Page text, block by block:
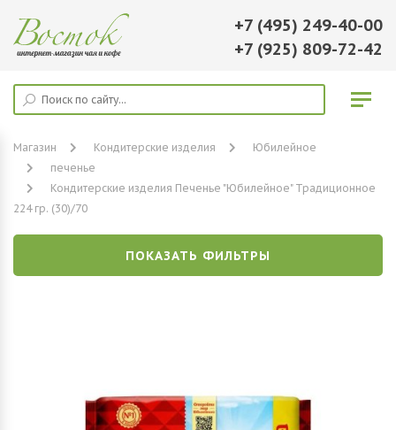
+7 (495) 249-40-00
+7 (925) 809-72-42
Магазин Кондитерские изделия
Юбилейное
печенье
Кондитерские изделия Печенье "Юбилейное" Традиционное
224 гр. (30)/70
ПОКАЗАТЬ ФИЛЬТРЫ